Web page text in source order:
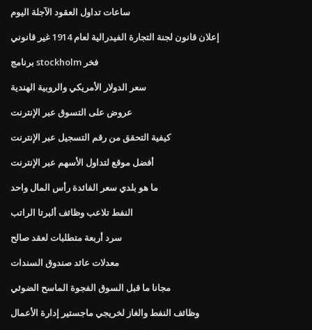
ساعات تداول العقود الآجلة اليوم
إعلان قانون لجنة التجارة الفيدرالية لعام 1914 غير قانوني
برنامج stockholm فخر
سعر الدولار الأمريكي والروبية الهندية
عروض على التسوق عبر الإنترنت
كيفية التحقق من رقم التسجيل عبر الإنترنت
أفضل موقع لتداول الأسهم عبر الإنترنت
ما هو بلدي سعر الفائدة رأس المال واحد
النفط تلاعب وظائف ألبرتا الراتب
سرد أربعة متطلبات لعقد صالح
معدلات عائد صندوق السندات
مجانا ما قبل السوق الفجوة الماسح الضوئي
وظائف النفط والغاز لخريجي ماجستير إدارة الأعمال